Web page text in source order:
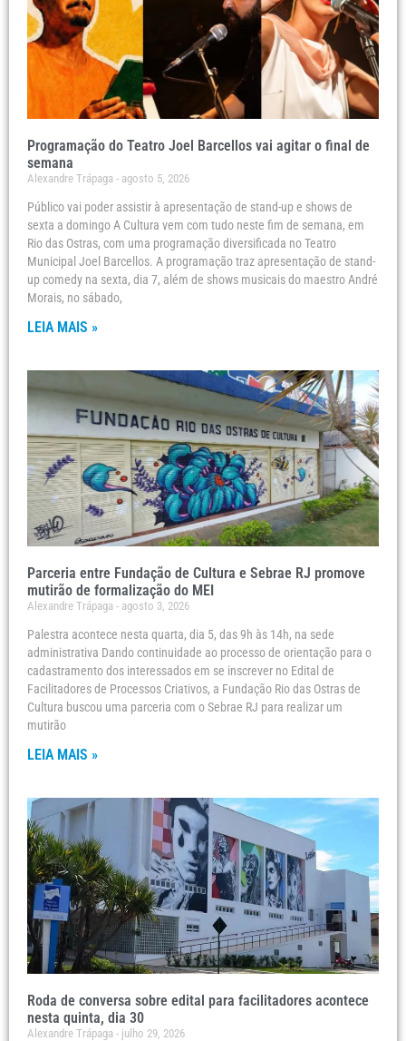
Programação do Teatro Joel Barcellos vai agitar o final de
semana
Alexandre Trápaga agosto 5, 2026
Público vai poder assistir à apresentação de stand-up e shows de
sexta a domingo A Cultura vem com tudo neste fim de semana, em
Rio das Ostras, com uma programação diversificada no Teatro
Municipal Joel Barcellos. A programação traz apresentação de stand-
up comedy na sexta, dia 7, além de shows musicais do maestro André
Morais, no sábado,
LEIA MAIS »
Parceria entre Fundação de Cultura e Sebrae RJ promove
mutirão de formalização do MEI
Alexandre Trápaga agosto 3, 2026
Palestra acontece nesta quarta, dia 5, das 9h às 14h, na sede
administrativa Dando continuidade ao processo de orientação para o
cadastramento dos interessados em se inscrever no Edital de
Facilitadores de Processos Criativos, a Fundação Rio das Ostras de
Cultura buscou uma parceria com o Sebrae RJ para realizar um
mutirão
LEIA MAIS »
Roda de conversa sobre edital para facilitadores acontece
nesta quinta, dia 30
Alexandre Trápaga julho 29, 2026